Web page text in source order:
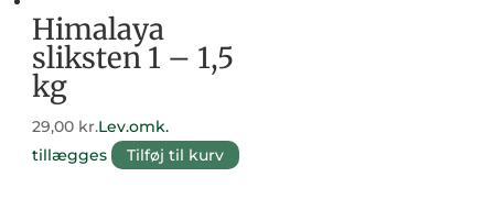
Himalaya
sliksten 1 – 1,5
kg
29,00 kr.Lev.omk.
tillægges
Tilføj til kurv